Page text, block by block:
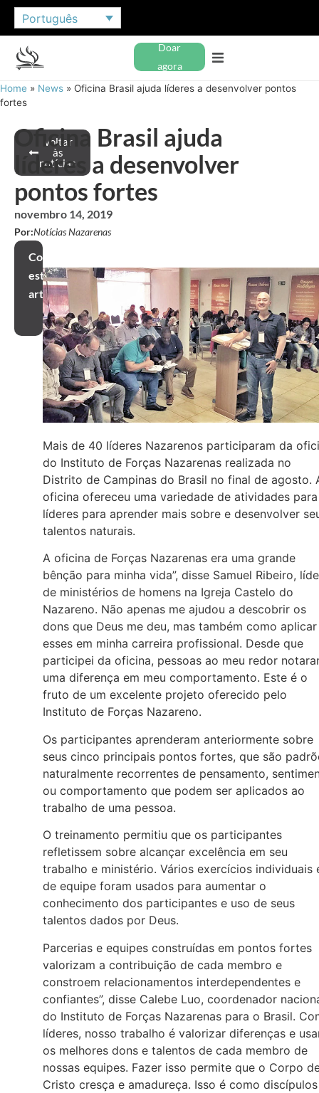
Português
Doar
agora
Home » News » Oficina Brasil ajuda líderes a desenvolver pontos
fortes
Voltar
às
notícias
Oficina Brasil ajuda
líderes a desenvolver
pontos fortes
novembro 14, 2019
Por:Notícias Nazarenas
Compartilhar
este
artigo
Mais de 40 líderes Nazarenos participaram da
do Instituto de Forças Nazarenas realizada no
Distrito de Campinas do Brasil no final de agosto.
oficina ofereceu uma variedade de atividades para
líderes para aprender mais sobre e desenvolver
talentos naturais.
A oficina de Forças Nazarenas era uma grande
bênção para minha vida”, disse Samuel Ribeiro,
de ministérios de homens na Igreja Castelo do
Nazareno. Não apenas me ajudou a descobrir os
dons que Deus me deu, mas também como aplicar
esses em minha carreira profissional. Desde que
participei da oficina, pessoas ao meu redor
uma diferença em meu comportamento. Este é o
fruto de um excelente projeto oferecido pelo
Instituto de Forças Nazareno.
Os participantes aprenderam anteriormente sobre
seus cinco principais pontos fortes, que são
naturalmente recorrentes de pensamento,
ou comportamento que podem ser aplicados ao
trabalho de uma pessoa.
O treinamento permitiu que os participantes
refletissem sobre alcançar excelência em seu
trabalho e ministério. Vários exercícios individuais
de equipe foram usados para aumentar o
conhecimento dos participantes e uso de seus
talentos dados por Deus.
Parcerias e equipes construídas em pontos fortes
valorizam a contribuição de cada membro e
constroem relacionamentos interdependentes e
confiantes”, disse Calebe Luo, coordenador
do Instituto de Forças Nazarenas para o Brasil.
líderes, nosso trabalho é valorizar diferenças e
os melhores dons e talentos de cada membro de
nossas equipes. Fazer isso permite que o Corpo
Cristo cresça e amadureça. Isso é como discípulos